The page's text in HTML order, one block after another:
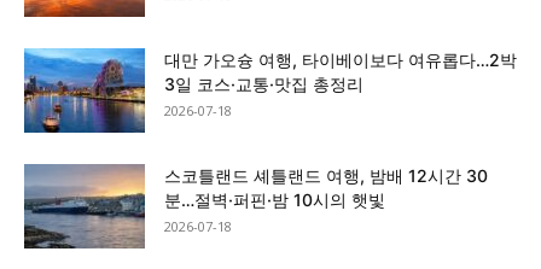
대만 가오슝 여행, 타이베이보다 여유롭다…2박
3일 코스·교통·맛집 총정리
2026-07-18
스코틀랜드 셰틀랜드 여행, 밤배 12시간 30
분…절벽·퍼핀·밤 10시의 햇빛
2026-07-18